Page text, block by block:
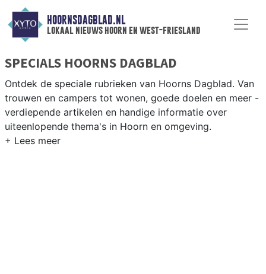
HOORNSDAGBLAD.NL
lokaal nieuws hoorn en west-friesland
SPECIALS HOORNS DAGBLAD
Ontdek de speciale rubrieken van Hoorns Dagblad. Van
trouwen en campers tot wonen, goede doelen en meer -
verdiepende artikelen en handige informatie over
uiteenlopende thema's in Hoorn en omgeving.